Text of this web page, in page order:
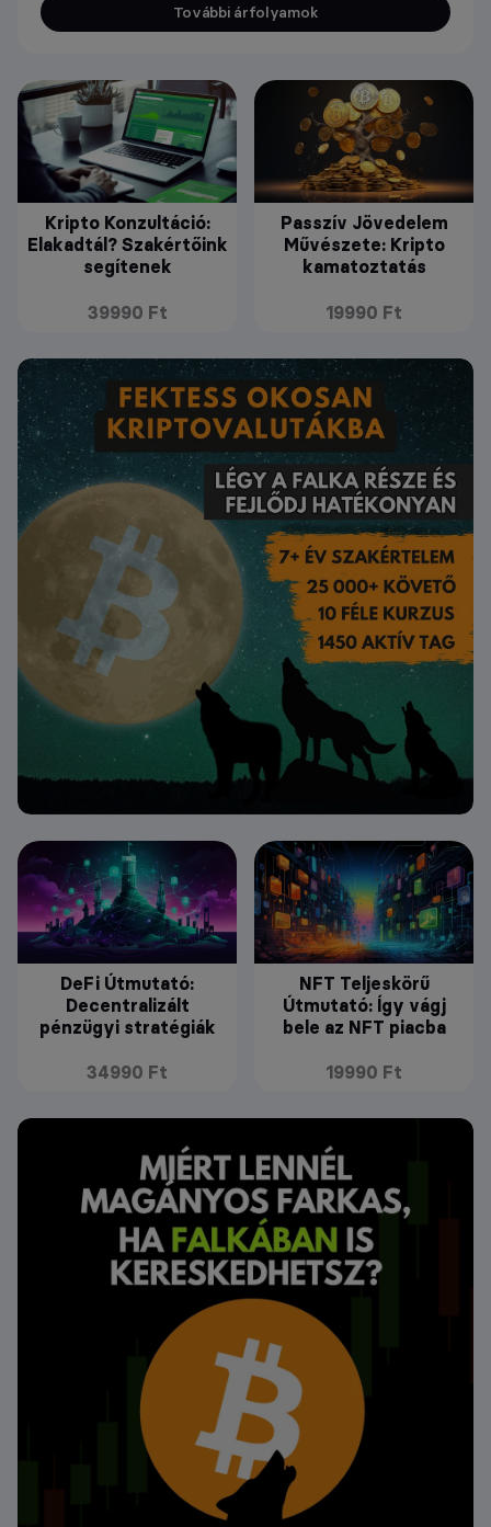
További árfolyamok
Kripto Konzultáció:
Elakadtál? Szakértőink
segítenek
39990 Ft
Passzív Jövedelem
Művészete: Kripto
kamatoztatás
19990 Ft
DeFi Útmutató:
Decentralizált
pénzügyi stratégiák
34990 Ft
NFT Teljeskörű
Útmutató: Így vágj
bele az NFT piacba
19990 Ft